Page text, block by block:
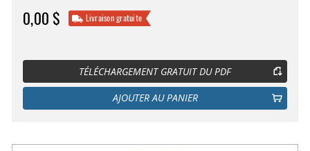
0,00 $ Livraison gratuite
TÉLÉCHARGEMENT GRATUIT DU PDF
AJOUTER AU PANIER